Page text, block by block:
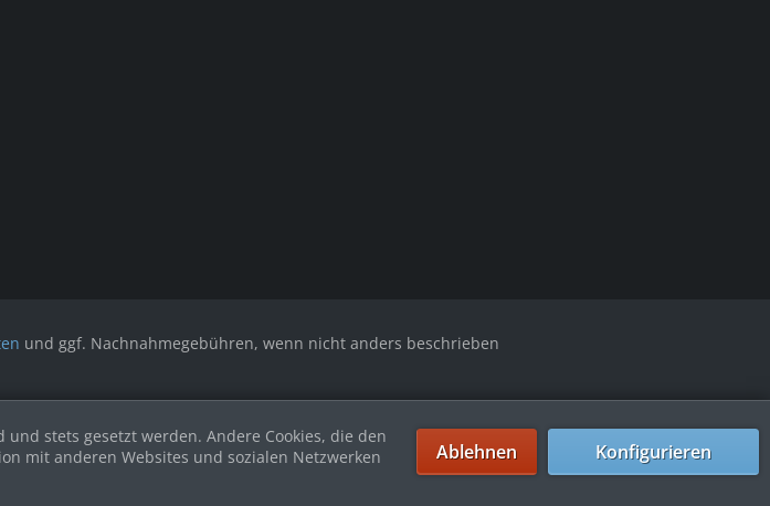
und ggf. Nachnahmegebühren, wenn nicht anders beschrieben
stets gesetzt werden. Andere Cookies, die den
mit anderen Websites und sozialen Netzwerken
Ablehnen Konfigurieren